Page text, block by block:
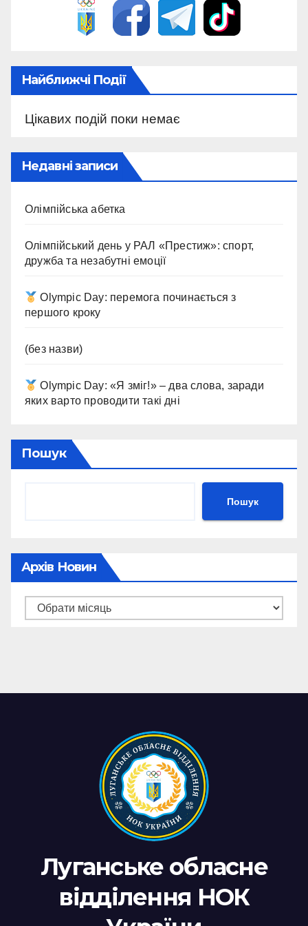
Найближчі Події
Цікавих подій поки немає
Недавні записи
Олімпійська абетка
Олімпійський день у РАЛ «Престиж»: спорт,
дружба та незабутні емоції
Olympic Day: перемога починається з
першого кроку
(без назви)
Olympic Day: «Я зміг!» – два слова, заради
яких варто проводити такі дні
Пошук
Пошук
Архів Новин
Архів
Луганське обласне
відділення НОК